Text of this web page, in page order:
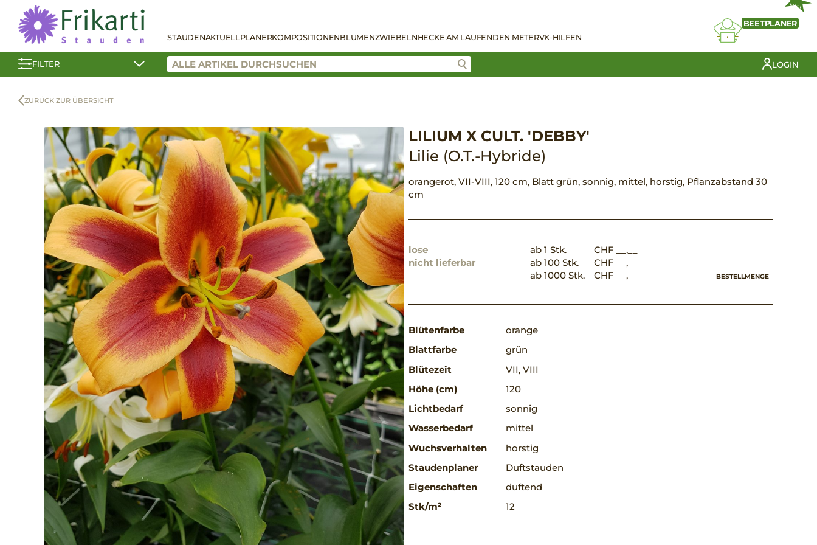
STAUDENAKTUELLPLANERKOMPOSITIONENBLUMENZWIEBELNHECKE AM LAUFENDEN METERVK-HILFEN
NEU
BEETPLANER
FILTER LOGIN
ZURÜCK ZUR ÜBERSICHT
LILIUM X CULT. 'DEBBY'
Lilie (O.T.-Hybride)
orangerot, VII-VIII, 120 cm, Blatt grün, sonnig, mittel, horstig, Pflanzabstand 30
cm
lose
nicht lieferbar
ab 1 Stk.
CHF __,__
ab 100 Stk.
CHF __,__
ab 1000 Stk.
CHF __,__ BESTELLMENGE
Blütenfarbe
orange
Blattfarbe
grün
Blütezeit
VII, VIII
Höhe (cm)
120
Lichtbedarf
sonnig
Wasserbedarf
mittel
Wuchsverhalten
horstig
Staudenplaner
Duftstauden
Eigenschaften
duftend
Stk/m²
12